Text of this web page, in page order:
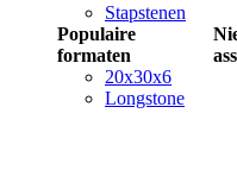
Stapstenen
Populaire
formaten
20x30x6
Longstone